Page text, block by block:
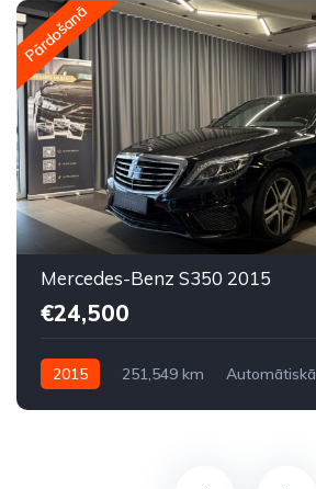
Pārdošanā
Mercedes-Benz S350 2015
€24,500
2015 251,549 km Automātiskā